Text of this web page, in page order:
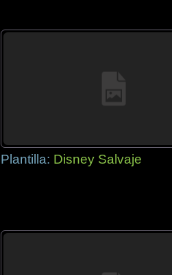
Plantilla: Disney Salvaje